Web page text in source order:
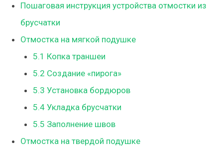
Пошаговая инструкция устройства отмостки из
брусчатки
Отмостка на мягкой подушке
5.1 Копка траншеи
5.2 Создание «пирога»
5.3 Установка бордюров
5.4 Укладка брусчатки
5.5 Заполнение швов
Отмостка на твердой подушке